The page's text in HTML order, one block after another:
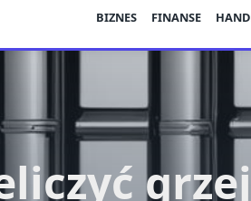
BIZNES FINANSE